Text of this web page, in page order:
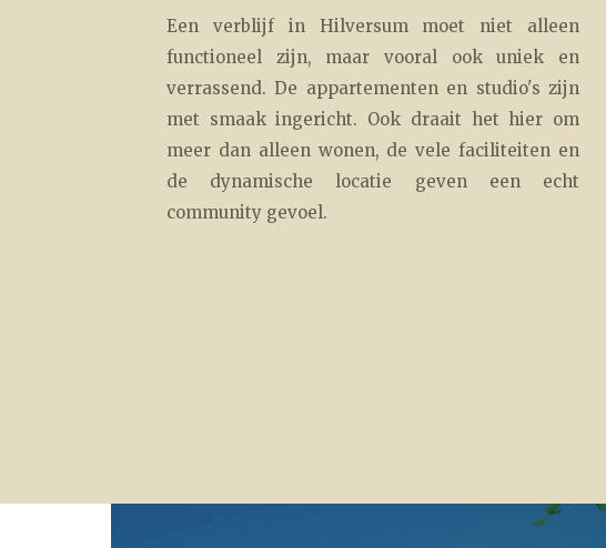
Een verblijf in Hilversum moet niet alleen
functioneel zijn, maar vooral ook uniek en
verrassend. De appartementen en studio's zijn
met smaak ingericht. Ook draait het hier om
meer dan alleen wonen, de vele faciliteiten en
de dynamische locatie geven een echt
community gevoel.